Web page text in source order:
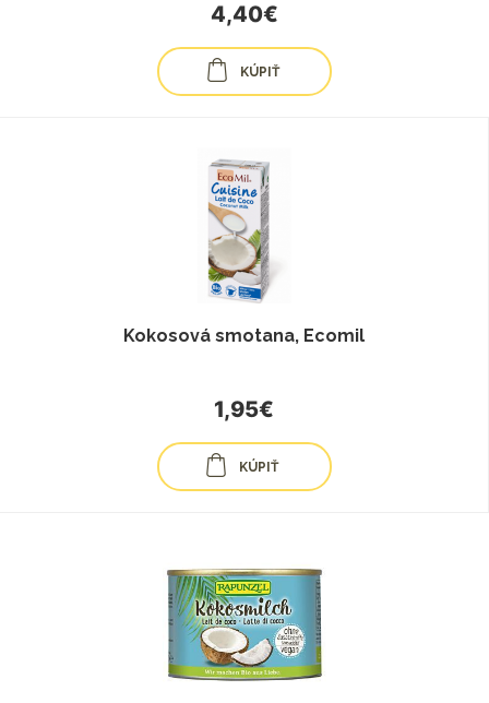
4,40€
KÚPIŤ
Kokosová smotana, Ecomil
1,95€
KÚPIŤ